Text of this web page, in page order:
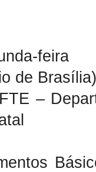
feira
de Brasília)
–